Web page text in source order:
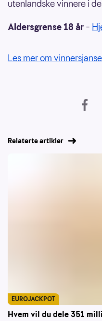
utenlandske vinnere i
Aldersgrense 18 år –
Les mer om
Relaterte artikler
Hvem vil du dele 351
EUROJACKPOT